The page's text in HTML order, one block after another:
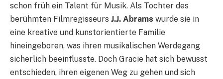
schon früh ein Talent für Musik. Als Tochter des
berühmten Filmregisseurs J.J. Abrams wurde sie in
eine kreative und kunstorientierte Familie
hineingeboren, was ihren musikalischen Werdegang
sicherlich beeinflusste. Doch Gracie hat sich bewusst
entschieden, ihren eigenen Weg zu gehen und sich